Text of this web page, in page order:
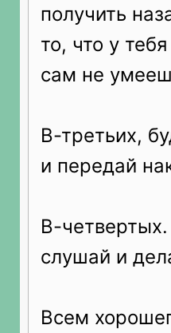
получить
то, что у
сам не
В-третьих,
и передай
В-
слушай и
Всем